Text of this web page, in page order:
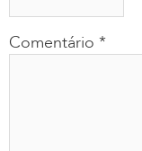
Comentário *